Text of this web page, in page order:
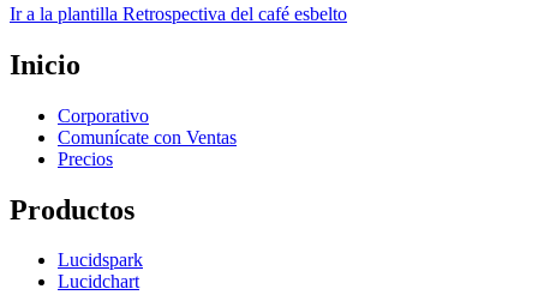
Ir a la plantilla Retrospectiva del café esbelto
Inicio
Corporativo
Comunícate con Ventas
Precios
Productos
Lucidspark
Lucidchart